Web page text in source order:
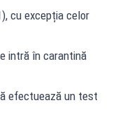
cu excepția celor
intră în carantină
efectuează un test